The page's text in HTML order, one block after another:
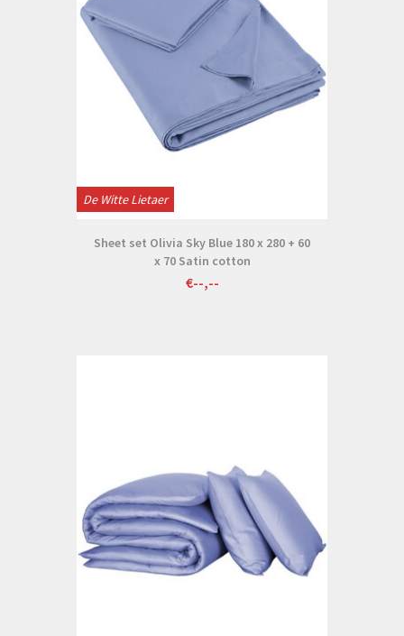
De Witte Lietaer
Sheet set Olivia Sky Blue 180 x 280 + 60
x 70 Satin cotton
€--,--